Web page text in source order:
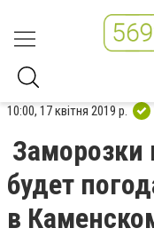
10:00, 17 квітня 2019 р.
будет
в